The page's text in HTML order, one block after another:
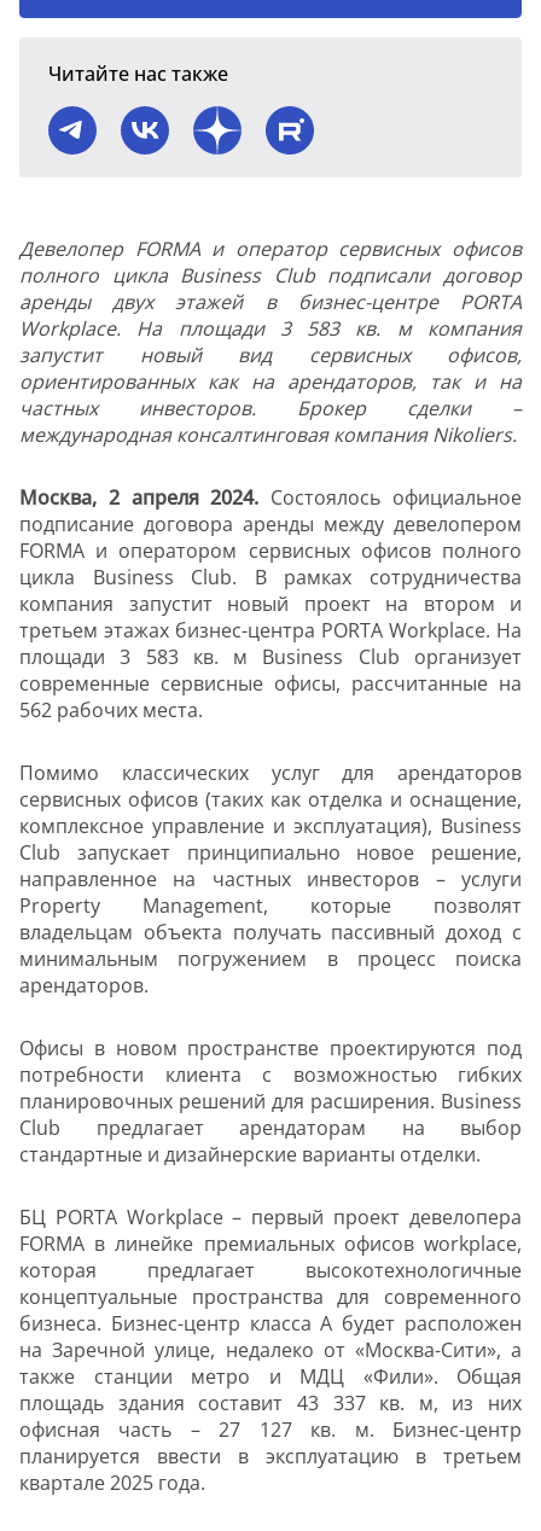
Читайте нас также
Девелопер FORMA и оператор сервисных офисов
полного цикла Business Club подписали договор
аренды двух этажей в бизнес-центре PORTA
Workplace. На площади 3 583 кв. м компания
запустит новый вид сервисных офисов,
ориентированных как на арендаторов, так и на
частных инвесторов. Брокер сделки –
международная консалтинговая компания Nikoliers.
Москва, 2 апреля 2024. Состоялось официальное
подписание договора аренды между девелопером
FORMA и оператором сервисных офисов полного
цикла Business Club. В рамках сотрудничества
компания запустит новый проект на втором и
третьем этажах бизнес-центра PORTA Workplace. На
площади 3 583 кв. м Business Club организует
современные сервисные офисы, рассчитанные на
562 рабочих места.
Помимо классических услуг для арендаторов
сервисных офисов (таких как отделка и оснащение,
комплексное управление и эксплуатация), Business
Club запускает принципиально новое решение,
направленное на частных инвесторов – услуги
Property Management, которые позволят
владельцам объекта получать пассивный доход с
минимальным погружением в процесс поиска
арендаторов.
Офисы в новом пространстве проектируются под
потребности клиента с возможностью гибких
планировочных решений для расширения. Business
Club предлагает арендаторам на выбор
стандартные и дизайнерские варианты отделки.
БЦ PORTA Workplace – первый проект девелопера
FORMA в линейке премиальных офисов workplace,
которая предлагает высокотехнологичные
концептуальные пространства для современного
бизнеса. Бизнес-центр класса А будет расположен
на Заречной улице, недалеко от «Москва-Сити», а
также станции метро и МДЦ «Фили». Общая
площадь здания составит 43 337 кв. м, из них
офисная часть – 27 127 кв. м. Бизнес-центр
планируется ввести в эксплуатацию в третьем
квартале 2025 года.